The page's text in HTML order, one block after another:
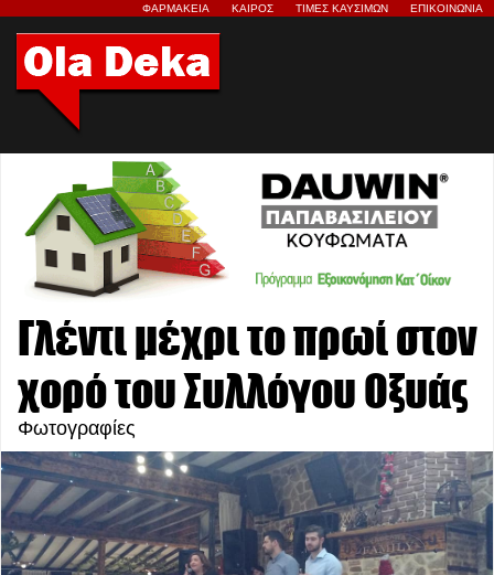
ΦΑΡΜΑΚΕΙΑ ΚΑΙΡΟΣ ΤΙΜΕΣ ΚΑΥΣΙΜΩΝ ΕΠΙΚΟΙΝΩΝΙΑ
Γλέντι μέχρι το πρωί στον
χορό του Συλλόγου Οξυάς
Φωτογραφίες